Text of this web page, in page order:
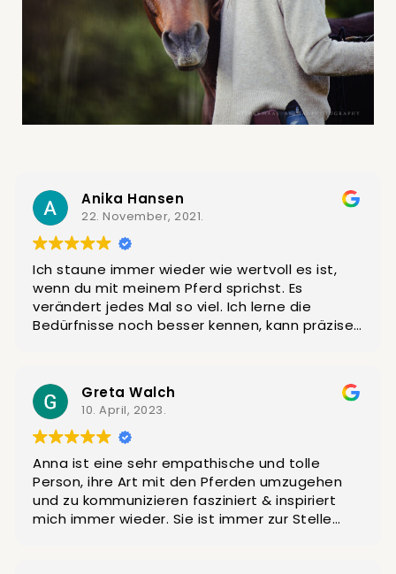
Anika Hansen
22. November, 2021.
Ich staune immer wieder wie wertvoll es ist,
wenn du mit meinem Pferd sprichst. Es
verändert jedes Mal so viel. Ich lerne die
Bedürfnisse noch besser kennen, kann präzise
diese tolle Erfahrung und möchte dir sagen,
dass du großartig bist in dem was du tust!
Absolut lohnens- und empfehlenswert für
Pferd und Mesch :)
Greta Walch
10. April, 2023.
Anna ist eine sehr empathische und tolle
Person, ihre Art mit den Pferden umzugehen
und zu kommunizieren fasziniert & inspiriert
mich immer wieder. Sie ist immer zur Stelle